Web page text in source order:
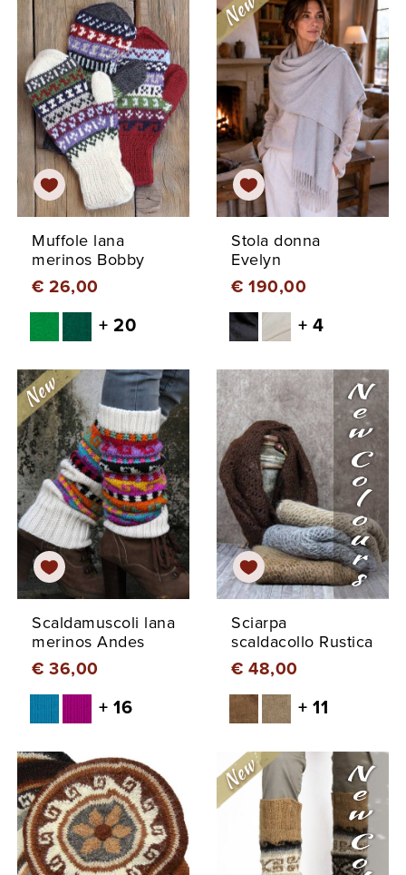
Muffole lana
merinos Bobby
€ 26,00
+ 20
Stola donna
Evelyn
€ 190,00
+ 4
Scaldamuscoli lana
merinos Andes
€ 36,00
+ 16
Sciarpa
scaldacollo Rustica
€ 48,00
+ 11